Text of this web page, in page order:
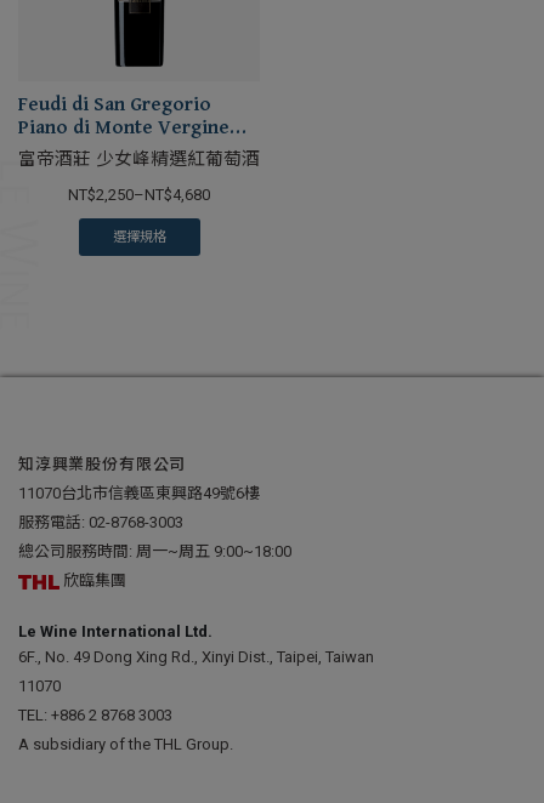
Feudi di San Gregorio
Piano di Monte Vergine
Taurasi Riserva DOCG
富帝酒莊 少女峰精選紅葡萄酒
NT$2,250–NT$4,680
選擇規格
知淳興業股份有限公司
11070台北市信義區東興路49號6樓
服務電話: 02-8768-3003
總公司服務時間: 周一~周五 9:00~18:00
欣臨集團
Le Wine International Ltd.
6F., No. 49 Dong Xing Rd., Xinyi Dist., Taipei, Taiwan
11070
TEL: +886 2 8768 3003
A subsidiary of the THL Group.